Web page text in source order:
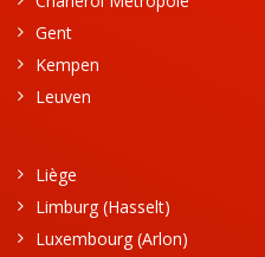
Gent
Kempen
Leuven
Liège
Limburg (Hasselt)
Luxembourg (Arlon)